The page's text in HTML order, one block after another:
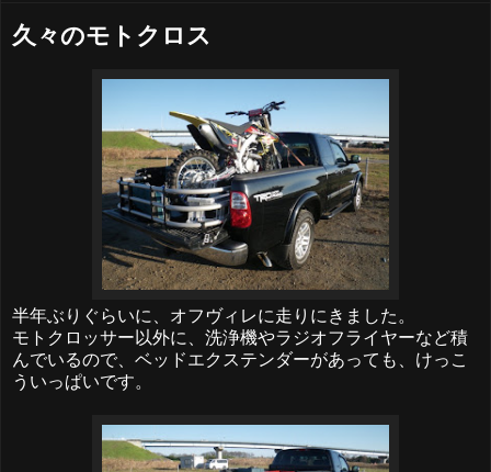
久々のモトクロス
半年ぶりぐらいに、オフヴィレに走りにきました。
モトクロッサー以外に、洗浄機やラジオフライヤーなど積
んでいるので、ベッドエクステンダーがあっても、けっこ
ういっぱいです。